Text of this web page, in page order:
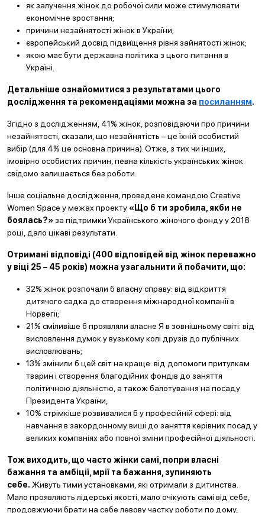
як залучення жінок до робочої сили може стимулювати
економічне зростання;
причини незайнятості жінок в України;
європейський досвід підвищення рівня зайнятості жінок;
якою має бути державна політика з цього питання в
Україні.
Детальніше ознайомитися з результатами цього
дослідження та рекомендаціями можна за посиланням.
Згідно з дослідженням, 41% жінок, розповідаючи про причини
незайнятості, сказали, що незайнятість – це їхній особистий
вибір (для 4% це основна причина). Отже, з тих чи інших,
імовірно особистих причин, певна кількість українських жінок
свідомо залишається без роботи.
Інше соціальне дослідження, проведене командою Creative
Women Space у межах проекту «Що б ти зробила, якби не
боялась?»за підтримки Українського жіночого фонду у 2018
році, дало цікаві результати.
Отримані відповіді (400 відповідей від жінок переважно
у віці 25 – 45 років) можна узагальнити й побачити, що:
32% жінок розпочали б власну справу: від відкриття
дитячого садка до створення міжнародної компанії в
Норвегії;
21% сміливіше б проявляли власне Я в зовнішньому світі: від
висловлення думок у вузькому колі друзів до публічних
висловлювань;
13% змінили б цей світ на краще: від допомоги притулкам
тварин і створення благодійних фондів до заняття
політичною діяльністю, а також балотування на посаду
Президента України,
10% стрімкіше розвивалися б у професійній сфері: від
навчання в закордонному виші до заняття керівних посад у
великих компаніях або повної зміни професійної діяльності.
Тож виходить, що часто жінки самі, попри власні
бажання та амбіції, мрії та бажання, зупиняють
себе. Живуть тими установками, які отримали з дитинства.
Мало проявляють лідерські якості, мало очікують самі від себе,
продовжуючи брати на себе левову частку роботи по дому,